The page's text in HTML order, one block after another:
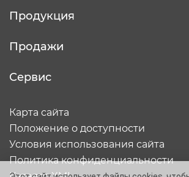
Продукция
Продажи
Сервис
Карта сайта
Положение о доступности
Условия использования сайта
Политика конфиденциальности